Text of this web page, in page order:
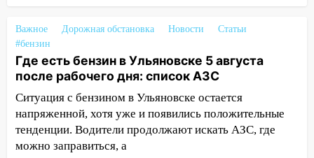
05.08.2026
22:58
ДТП с мотоциклистом
20:22 Мошенники обманули 92-летнюю
жительницу Ульяновской области
19:14 Житель Ульяновской области
подвез троих незнакомцев на трассе и
Важное Дорожная обстановка Новости
Статьи
#бензин
Где есть бензин в Ульяновске 5 августа
после рабочего дня: список АЗС
Ситуация с бензином в Ульяновске остается
напряженной, хотя уже и появились положительные
тенденции. Водители продолжают искать АЗС, где
можно заправиться, а